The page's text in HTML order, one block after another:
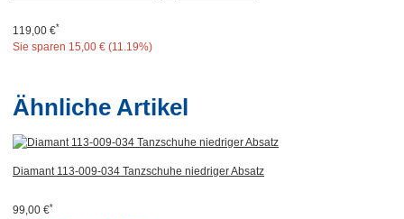
119,00 €*
Sie sparen 15,00 € (11.19%)
Ähnliche Artikel
Diamant 113-009-034 Tanzschuhe niedriger Absatz
99,00 €*